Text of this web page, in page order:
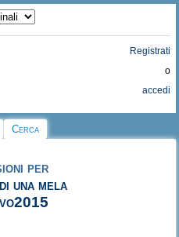
Registrati
o
accedi
Cerca
per
una mela